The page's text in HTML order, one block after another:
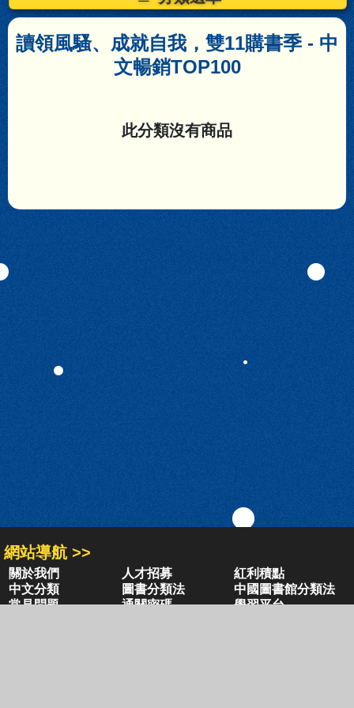
讀領風騷、成就自我，雙11購書季- 中
文暢銷TOP100
此分類沒有商品
網站導航 >>
關於我們 人才招募
紅利積點
中文分類
圖書分類法
中國圖書館分類法
常見問題
通關密碼
學習平台